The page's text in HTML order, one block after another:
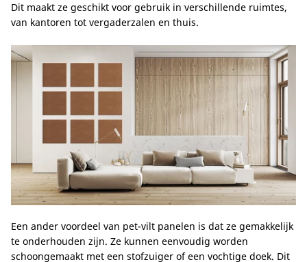
Dit maakt ze geschikt voor gebruik in verschillende ruimtes,
van kantoren tot vergaderzalen en thuis.
Een ander voordeel van pet-vilt panelen is dat ze gemakkelijk
te onderhouden zijn. Ze kunnen eenvoudig worden
schoongemaakt met een stofzuiger of een vochtige doek. Dit